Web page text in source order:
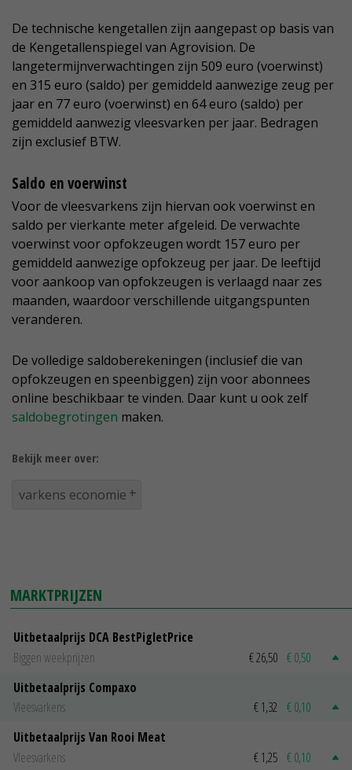
De technische kengetallen zijn aangepast op basis van
de Kengetallenspiegel van Agrovision. De
langetermijnverwachtingen zijn 509 euro (voerwinst)
en 315 euro (saldo) per gemiddeld aanwezige zeug per
jaar en 77 euro (voerwinst) en 64 euro (saldo) per
gemiddeld aanwezig vleesvarken per jaar. Bedragen
zijn exclusief BTW.
Saldo en voerwinst
Voor de vleesvarkens zijn hiervan ook voerwinst en
saldo per vierkante meter afgeleid. De verwachte
voerwinst voor opfokzeugen wordt 157 euro per
gemiddeld aanwezige opfokzeug per jaar. De leeftijd
voor aankoop van opfokzeugen is verlaagd naar zes
maanden, waardoor verschillende uitgangspunten
veranderen.
De volledige saldoberekeningen (inclusief die van
opfokzeugen en speenbiggen) zijn voor abonnees
online beschikbaar te vinden. Daar kunt u ook zelf
saldobegrotingen maken.
Bekijk meer over:
varkens economie
MARKTPRIJZEN
Uitbetaalprijs DCA BestPigletPrice
Biggen weekprijzen
€ 26,50 € 0,50
Uitbetaalprijs Compaxo
Vleesvarkens
€ 1,32 € 0,10
Uitbetaalprijs Van Rooi Meat
Vleesvarkens
€ 1,25 € 0,10